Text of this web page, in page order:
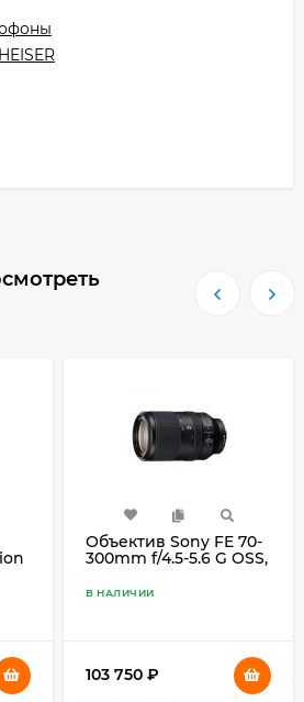
Объектив Sony FE 70-
300mm f/4.5-5.6 G OSS,
В НАЛИЧИИ
103 750